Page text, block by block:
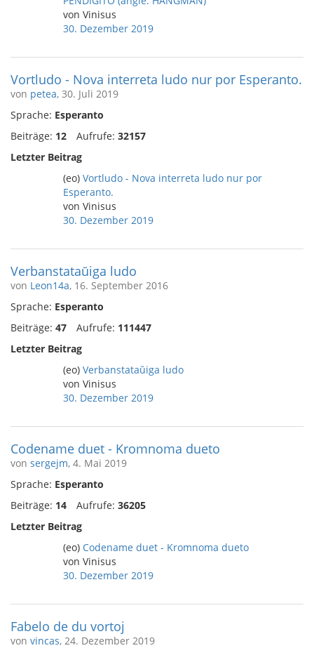
von Vinisus
30. Dezember 2019
Vortludo - Nova interreta ludo nur por Esperanto.
von petea, 30. Juli 2019
Sprache: Esperanto
Beiträge: 12 Aufrufe: 32157
Letzter Beitrag
(eo) Vortludo - Nova interreta ludo nur por
Esperanto.
von Vinisus
30. Dezember 2019
Verbanstataŭiga ludo
von Leon14a, 16. September 2016
Sprache: Esperanto
Beiträge: 47 Aufrufe: 111447
Letzter Beitrag
(eo) Verbanstataŭiga ludo
von Vinisus
30. Dezember 2019
Codename duet - Kromnoma dueto
von sergejm, 4. Mai 2019
Sprache: Esperanto
Beiträge: 14 Aufrufe: 36205
Letzter Beitrag
(eo) Codename duet - Kromnoma dueto
von Vinisus
30. Dezember 2019
Fabelo de du vortoj
von vincas, 24. Dezember 2019